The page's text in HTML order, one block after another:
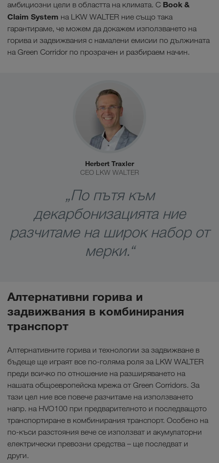
амбициозни цели в областта на климата. С Book &
Claim System на LKW WALTER ние също така
гарантираме, че можем да докажем използването на
горива и задвижвания с намалени емисии по дължината
на Green Corridor по прозрачен и разбираем начин.
Herbert Traxler
CEO LKW WALTER
„По пътя към
декарбонизацията ние
разчитаме на широк набор от
мерки.“
Алтернативни горива и
задвижвания в комбинирания
транспорт
Алтернативните горива и технологии за задвижване в
бъдеще ще играят все по-голяма роля за LKW WALTER
преди всичко по отношение на разширяването на
нашата общоевропейска мрежа от Green Corridors. За
тази цел ние все повече разчитаме на използването
напр. на HVO100 при предварителното и последващото
транспортиране в комбинирания транспорт. Особено на
по-къси разстояния вече се използват и акумулаторни
електрически превозни средства – ще последват и
други.